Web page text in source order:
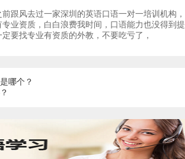
跟风去过一家深圳的英语口语一对一培训机构，
业资质，白白浪费我时间，口语能力也没得到提
要找专业有资质的外教，不要吃亏了，
哪个？